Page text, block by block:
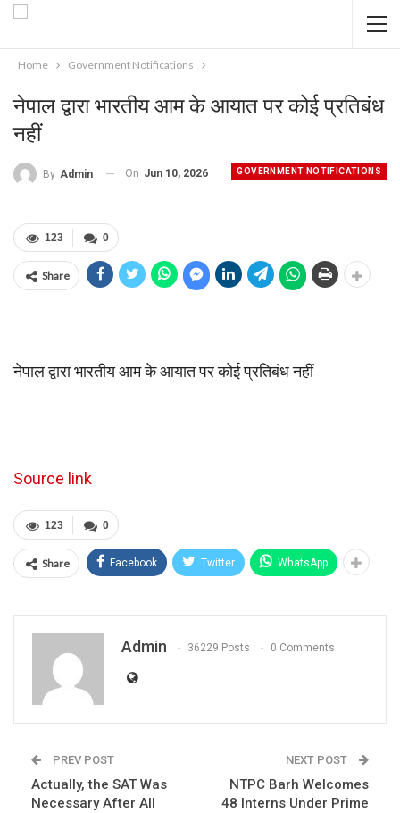
Home Government Notifications
नेपाल द्वारा भारतीय आम के आयात पर कोई प्रतिबंध
नहीं
GOVERNMENT NOTIFICATIONS
By Admin On Jun 10, 2026
0
123
Share
नेपाल द्वारा भारतीय आम के आयात पर कोई प्रतिबंध नहीं
Source link
0
123
Share Facebook Twitter WhatsApp
Admin 36229 Posts 0 Comments
PREV POST
Actually, the SAT Was
Necessary After All
NEXT POST
NTPC Barh Welcomes
48 Interns Under Prime